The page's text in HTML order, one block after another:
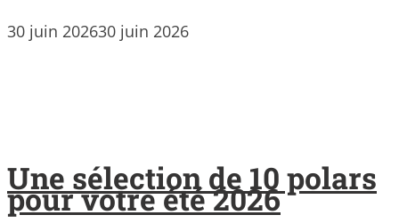
30 juin 202630 juin 2026
Une sélection de 10 polars
pour votre été 2026